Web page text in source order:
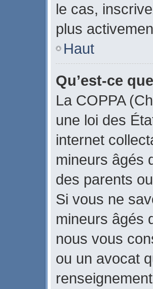
le cas,
plus
Haut
Qu’est-ce
La COPPA
une loi des
internet
mineurs âgés
des parents
Si vous ne
mineurs âgés
nous vous
ou un avocat